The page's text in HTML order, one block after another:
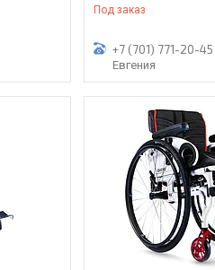
Под заказ
+7 (701) 771-20-45
Евгения